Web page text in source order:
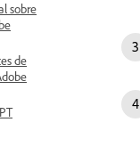
sobre
de